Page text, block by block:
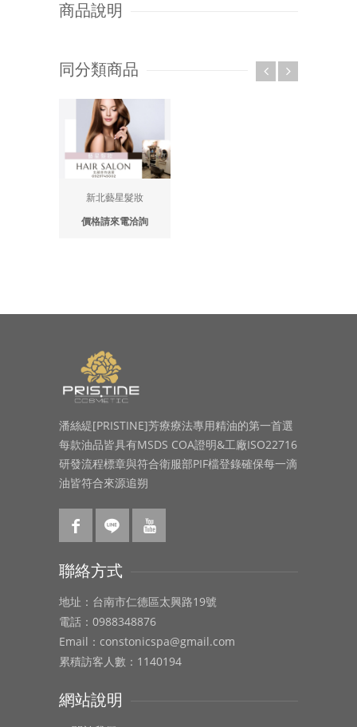
商品說明
同分類商品
新北藝星髮妝
價格請來電洽詢
潘絲緹[PRISTINE]芳療療法專用精油的第一首選
每款油品皆具有MSDS COA證明&工廠ISO22716
研發流程標章與符合衛服部PIF檔登錄確保每一滴
油皆符合來源追朔
聯絡方式
地址：台南市仁德區太興路19號
電話：0988348876
Email：constonicspa@gmail.com
累積訪客人數：1140194
網站說明